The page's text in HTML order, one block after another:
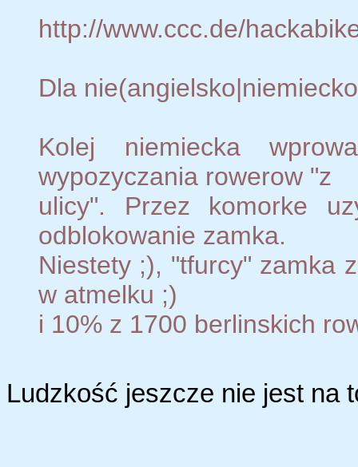
http://www.ccc.de/
Dla
Kolej niemiecka
wypozyczania rowerow "z
ulicy". Przez komorke
odblokowanie zamka.
Niestety ;), "tfurcy" zamka
w atmelku ;)
i 10% z 1700 berlinskich
Ludzkość jeszcze nie jest na